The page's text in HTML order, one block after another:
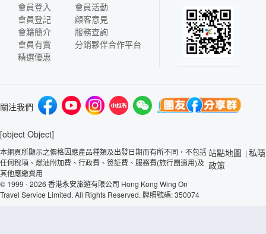
會員登入
會員登記
會籍簡介
會員有賞
精選優惠
會員活動
顧客意見
服務查詢
分銷夥伴合作平台
關注我們
[object Object]
本網頁所顯示之價格因應產品種類及出發日期而有所不同，不包括
任何稅項、燃油附加費、行政費、簽証費、服務費(旅行團適用)及
其他應繳費用
© 1999 - 2026 香港永安旅遊有限公司 Hong Kong Wing On
Travel Service Limited. All Rights Reserved. 牌照號碼: 350074
站點地圖 | 私隱
政策